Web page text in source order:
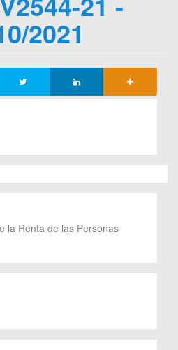
2021
la Renta de las Personas